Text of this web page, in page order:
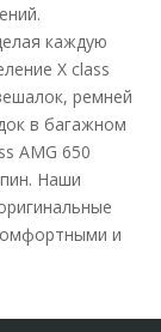
каждую
X class
ремней
в багажном
AMG 650
Наши
и